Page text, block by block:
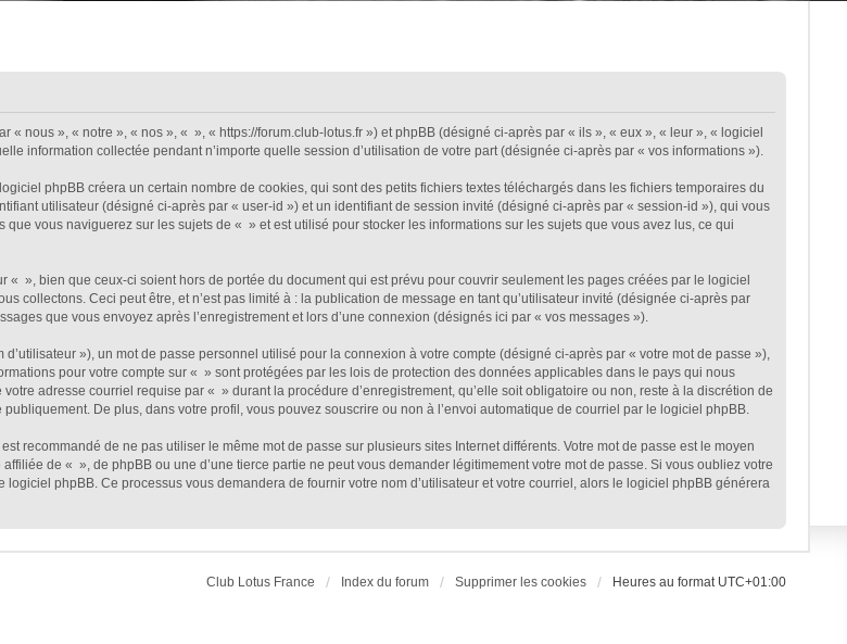
nous », « notre », « nos », « », « https://forum.club-lotus.fr ») et phpBB (désigné ci-après par « ils », « eux », « leur », « logiciel
information collectée pendant n’importe quelle session d’utilisation de votre part (désignée ci-après par « vos informations »).
phpBB créera un certain nombre de cookies, qui sont des petits fichiers textes téléchargés dans les fichiers temporaires du
utilisateur (désigné ci-après par « user-id ») et un identifiant de session invité (désigné ci-après par « session-id »), qui vous
vous naviguerez sur les sujets de « » et est utilisé pour stocker les informations sur les sujets que vous avez lus, ce qui
», bien que ceux-ci soient hors de portée du document qui est prévu pour couvrir seulement les pages créées par le logiciel
collectons. Ceci peut être, et n’est pas limité à : la publication de message en tant qu’utilisateur invité (désignée ci-après par
que vous envoyez après l’enregistrement et lors d’une connexion (désignés ici par « vos messages »).
»), un mot de passe personnel utilisé pour la connexion à votre compte (désigné ci-après par « votre mot de passe »),
pour votre compte sur « » sont protégées par les lois de protection des données applicables dans le pays qui nous
adresse courriel requise par « » durant la procédure d’enregistrement, qu’elle soit obligatoire ou non, reste à la discrétion de
De plus, dans votre profil, vous pouvez souscrire ou non à l’envoi automatique de courriel par le logiciel phpBB.
recommandé de ne pas utiliser le même mot de passe sur plusieurs sites Internet différents. Votre mot de passe est le moyen
de « », de phpBB ou une d’une tierce partie ne peut vous demander légitimement votre mot de passe. Si vous oubliez votre
phpBB. Ce processus vous demandera de fournir votre nom d’utilisateur et votre courriel, alors le logiciel phpBB générera
Club Lotus France Index du forum Supprimer les cookies Heures au format UTC+01:00